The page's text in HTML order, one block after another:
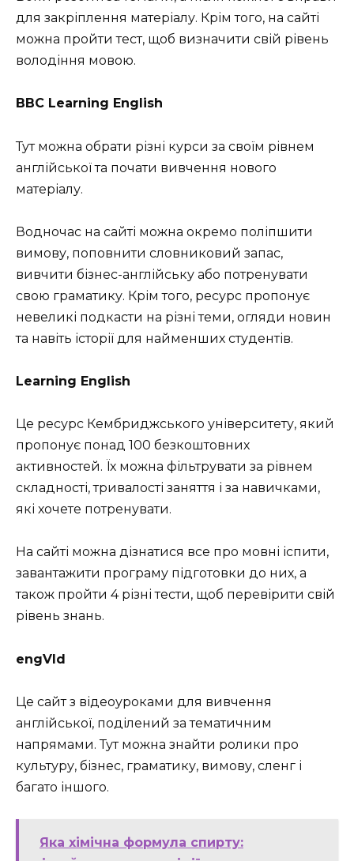
для закріплення матеріалу. Крім того, на сайті
можна пройти тест, щоб визначити свій рівень
володіння мовою.
BBC Learning English
Тут можна обрати різні курси за своїм рівнем
англійської та почати вивчення нового
матеріалу.
Водночас на сайті можна окремо поліпшити
вимову, поповнити словниковий запас,
вивчити бізнес-англійську або потренувати
свою граматику. Крім того, ресурс пропонує
невеликі подкасти на різні теми, огляди новин
та навіть історії для найменших студентів.
Learning English
Це ресурс Кембриджського університету, який
пропонує понад 100 безкоштовних
активностей. Їх можна фільтрувати за рівнем
складності, тривалості заняття і за навичками,
які хочете потренувати.
На сайті можна дізнатися все про мовні іспити,
завантажити програму підготовки до них, а
також пройти 4 різні тести, щоб перевірити свій
рівень знань.
engVId
Це сайт з відеоуроками для вивчення
англійської, поділений за тематичним
напрямами. Тут можна знайти ролики про
культуру, бізнес, граматику, вимову, сленг і
багато іншого.
Яка хімічна формула спирту: